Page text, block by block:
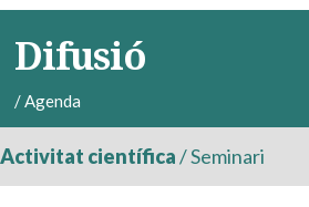
Difusió
/Agenda
Activitat científica/Seminari